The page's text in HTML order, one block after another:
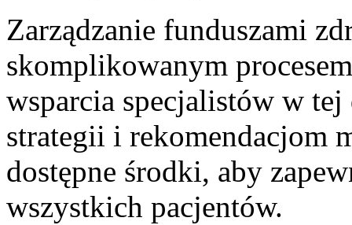
Zarządzanie funduszami
skomplikowanym
‍wsparcia ⁤specjalistów w⁣
strategii ‍i‌ rekomendacjom
dostępne⁢ środki, aby
wszystkich pacjentów.